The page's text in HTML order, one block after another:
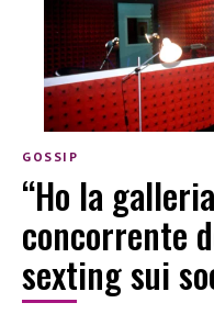
GOSSIP
“Ho la
concorrente
sexting sui